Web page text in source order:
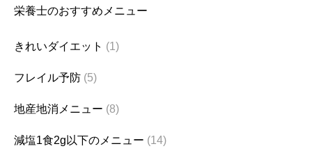
栄養士のおすすめメニュー
きれいダイエット (1)
フレイル予防 (5)
地産地消メニュー (8)
減塩1食2g以下のメニュー (14)